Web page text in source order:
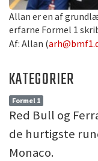
Allan er en af
erfarne Formel 1
Af: Allan (
KATEGORIER
Formel 1
Red Bull og
de hurtigste
Monaco.